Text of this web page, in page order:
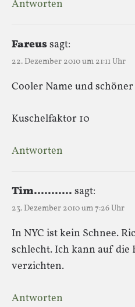
Antworten
Fareussagt:
22. Dezember 2010 um 21:11 Uhr
Cooler Name und
Kuschelfaktor 10
Antworten
Tim........... sagt:
23. Dezember 2010 um 7:26 Uhr
In NYC ist kein Schnee.
schlecht. Ich kann auf die
verzichten.
Antworten